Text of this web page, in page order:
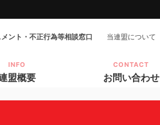
ント・不正行為等相談窓口 当連盟について
INFO
盟概要
CONTACT
お問い合わせ